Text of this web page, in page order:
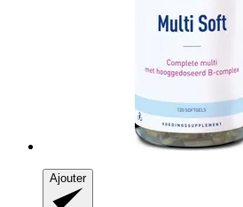
Ajouter